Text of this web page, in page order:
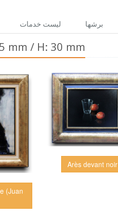
ليست خدمات برشها
mm / H: 30 mm
(Juan
Arès devant noir